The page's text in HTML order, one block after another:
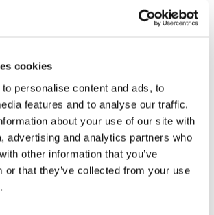
cookies
personalise content and ads, to
features and to analyse our traffic.
about your use of our site with
advertising and analytics partners who
other information that you’ve
or that they’ve collected from your use
und sich am Meer entspannen kann, indem
der Seefahrertradition probiert.
mit Projekten der rasenden Modernität,
durchgeführt werden, die ihre Aspekte
der Moderne und die Route der
sind auch die kleinen Geschäfte und die
die den Touristen angeboten werden.
Ort finden Sie prestigeträchtige Villen